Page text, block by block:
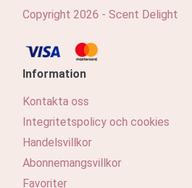
Copyright 2026 - Scent Delight
Information
Kontakta oss
Integritetspolicy och cookies
Handelsvillkor
Abonnemangsvillkor
Favoriter